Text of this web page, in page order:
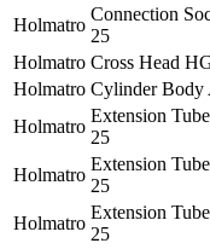
Holmatro
Connection
25
Holmatro Cross Head
Holmatro Cylinder Body
Holmatro
Extension
25
Holmatro
Extension
25
Holmatro
Extension
25